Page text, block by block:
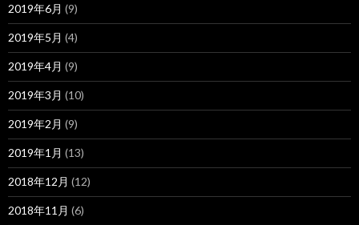
2019年6月 (9)
2019年5月 (4)
2019年4月 (9)
2019年3月 (10)
2019年2月 (9)
2019年1月 (13)
2018年12月 (12)
2018年11月 (6)